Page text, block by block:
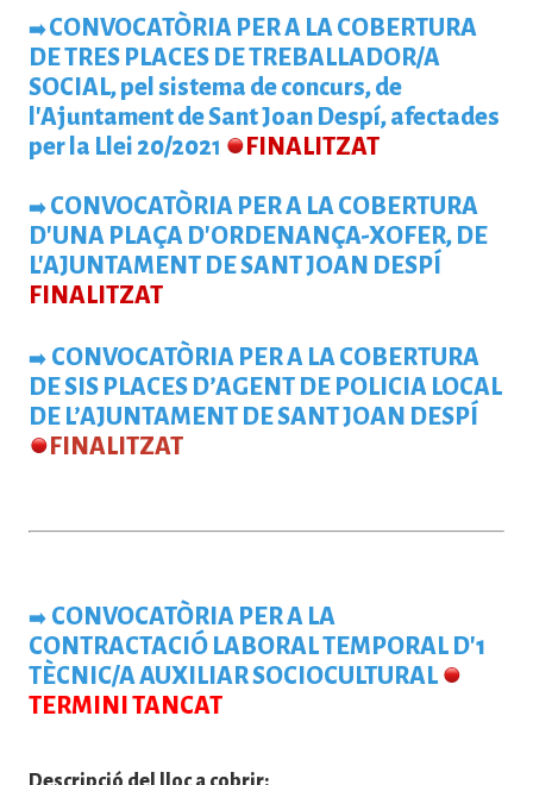
➡️CONVOCATÒRIA PER A LA COBERTURA
DE TRES PLACES DE TREBALLADOR/A
SOCIAL, pel sistema de concurs, de
l'Ajuntament de Sant Joan Despí, afectades
per la Llei 20/2021 FINALITZAT
➡️ CONVOCATÒRIA PER A LA COBERTURA
D'UNA PLAÇA D'ORDENANÇA-XOFER, DE
L'AJUNTAMENT DE SANT JOAN DESPÍ
FINALITZAT
➡️ CONVOCATÒRIA PER A LA COBERTURA
DE SIS PLACES D’AGENT DE POLICIA LOCAL
DE L’AJUNTAMENT DE SANT JOAN DESPÍ
FINALITZAT
➡️ CONVOCATÒRIA PER A LA
CONTRACTACIÓ LABORAL TEMPORAL D'1
TÈCNIC/A AUXILIAR SOCIOCULTURAL
TERMINI TANCAT